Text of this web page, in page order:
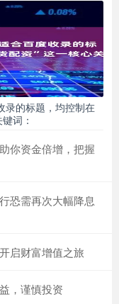
录的标题，均控制在
词：
你资金倍增，把握
恐需再次大幅降息
启财富增值之旅
，谨慎投资